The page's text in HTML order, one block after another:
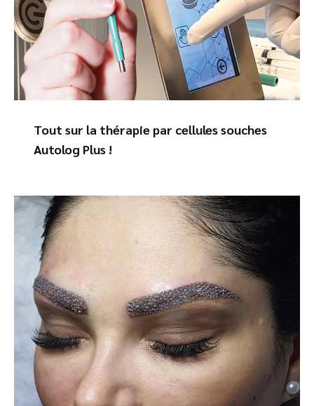
Tout sur la thérapie par cellules souches
Autolog Plus !